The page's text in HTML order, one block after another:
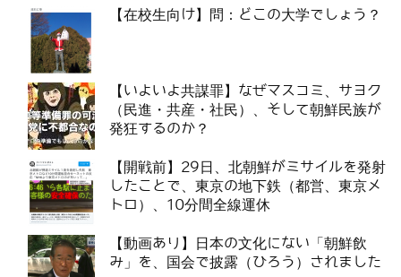
【在校生向け】問：どこの大学でしょう？
【いよいよ共謀罪】なぜマスコミ、サヨク
（民進・共産・社民）、そして朝鮮民族が
発狂するのか？
【開戦前】29日、北朝鮮がミサイルを発射
したことで、東京の地下鉄（都営、東京メ
トロ）、10分間全線運休
【動画あり】日本の文化にない「朝鮮飲
み」を、国会で披露（ひろう）されました